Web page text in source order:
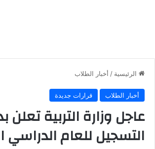
الرئيسية / أخبار الطلاب
أخبار الطلاب قرارات جديدة
عاجل وزارة التربية تعلن
التسجيل للعام الدراسي